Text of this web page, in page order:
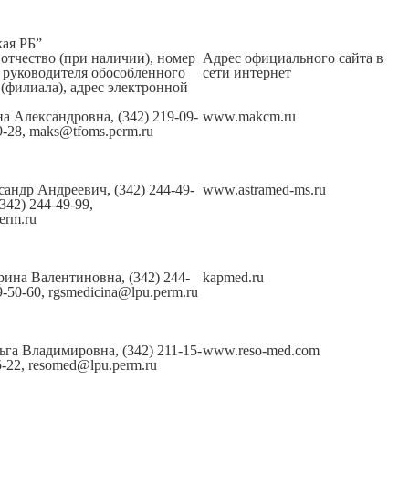
РБ”
(при наличии), номер
обособленного
адрес электронной
Адрес официального сайта в
сети интернет
Александровна, (342) 219-09-
28, maks@tfoms.perm.ru
www.makcm.ru
Андреевич, (342) 244-49-
244-49-99,
www.astramed-ms.ru
Валентиновна, (342) 244-
50-60, rgsmedicina@lpu.perm.ru
kapmed.ru
Владимировна, (342) 211-15-
22, resomed@lpu.perm.ru
www.reso-med.com